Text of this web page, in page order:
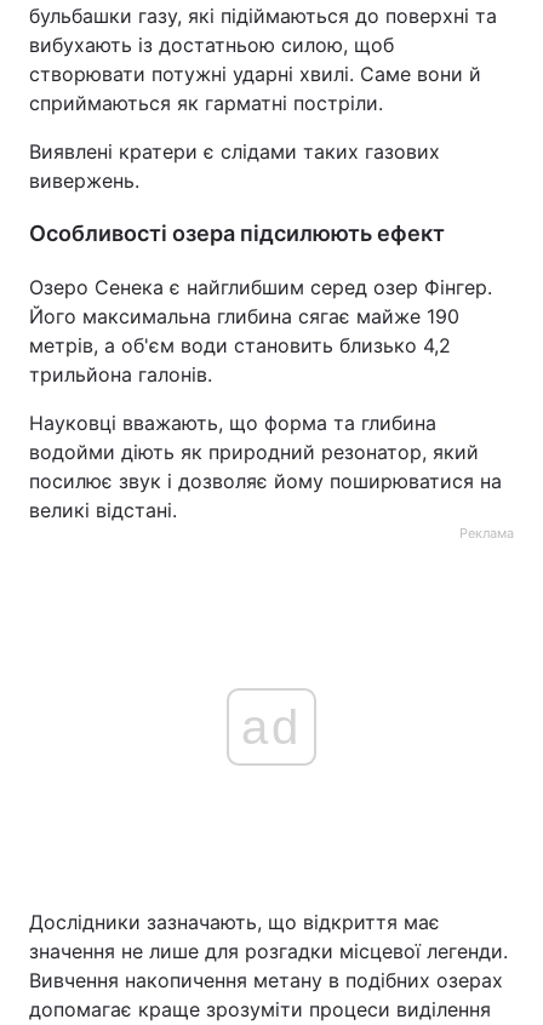
бульбашки газу, які підіймаються до поверхні та
вибухають із достатньою силою, щоб
створювати потужні ударні хвилі. Саме вони й
сприймаються як гарматні постріли.
Виявлені кратери є слідами таких газових
вивержень.
Особливості озера підсилюють ефект
Озеро Сенека є найглибшим серед озер Фінгер.
Його максимальна глибина сягає майже 190
метрів, а об'єм води становить близько 4,2
трильйона галонів.
Науковці вважають, що форма та глибина
водойми діють як природний резонатор, який
посилює звук і дозволяє йому поширюватися на
великі відстані.
Реклама
ad
Дослідники зазначають, що відкриття має
значення не лише для розгадки місцевої легенди.
Вивчення накопичення метану в подібних озерах
допомагає краще зрозуміти процеси виділення